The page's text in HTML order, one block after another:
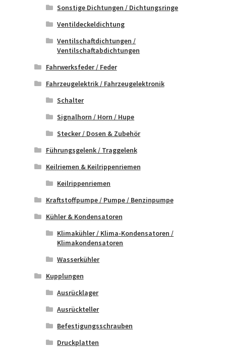
Sonstige Dichtungen / Dichtungsringe
Ventildeckeldichtung
Ventilschaftdichtungen /
Ventilschaftabdichtungen
Fahrwerksfeder / Feder
Fahrzeugelektrik / Fahrzeugelektronik
Schalter
Signalhorn / Horn / Hupe
Stecker / Dosen & Zubehör
Führungsgelenk / Traggelenk
Keilriemen & Keilrippenriemen
Keilrippenriemen
Kraftstoffpumpe / Pumpe / Benzinpumpe
Kühler & Kondensatoren
Klimakühler / Klima-Kondensatoren /
Klimakondensatoren
Wasserkühler
Kupplungen
Ausrücklager
Ausrückteller
Befestigungsschrauben
Druckplatten